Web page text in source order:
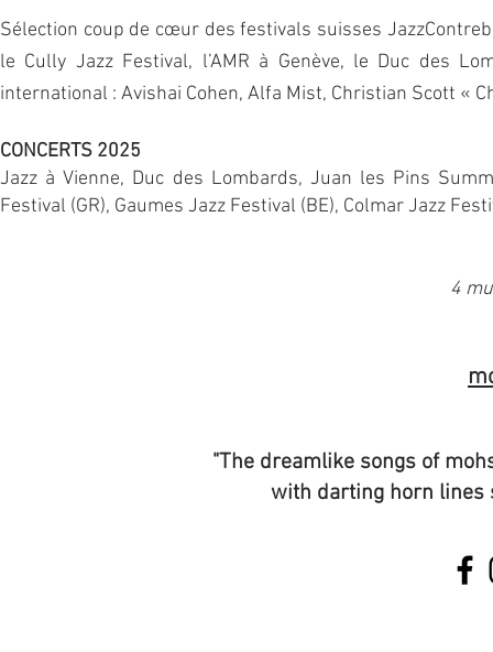
Sélection coup de cœur des festivals suisses
le Cully Jazz Festival, l’AMR à Genève, le Duc des
international : Avishai Cohen, Alfa Mist, Christian Scott «
CONCERTS 2025
Jazz à Vienne, Duc des Lombards, Juan les Pins
Festival (GR), Gaumes Jazz Festival (BE), Colmar Jazz
4
"The dreamlike songs of
with darting horn lines